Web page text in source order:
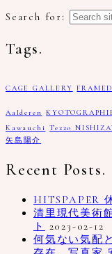
Search for:
Tags.
CAGE GALLERY FRAMED
Aalderen
Kawauchi
Tezzo
矢島陽介
Recent Posts.
HITSPAPER
清里現代美術
ト
2023-02-12
何気ない気配